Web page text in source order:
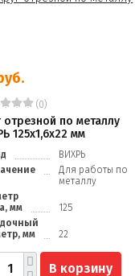
(0)
отрезной по металлу
125х1,6х22 мм
ВИХРЬ
Для работы по
металлу
мм
125
мм
22
В корзину